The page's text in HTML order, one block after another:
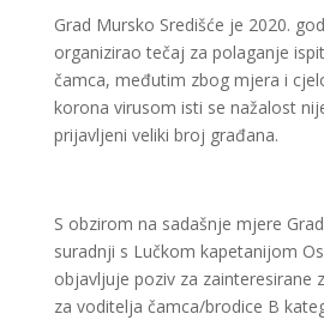
Grad Mursko Središće je 2020.
organizirao tečaj za polaganje
čamca, međutim zbog mjera i
korona virusom isti se nažalost
prijavljeni veliki broj građana.
S obzirom na sadašnje mjere
suradnji s Lučkom kapetanijom
objavljuje poziv za zainteresirane
za voditelja čamca/brodice B